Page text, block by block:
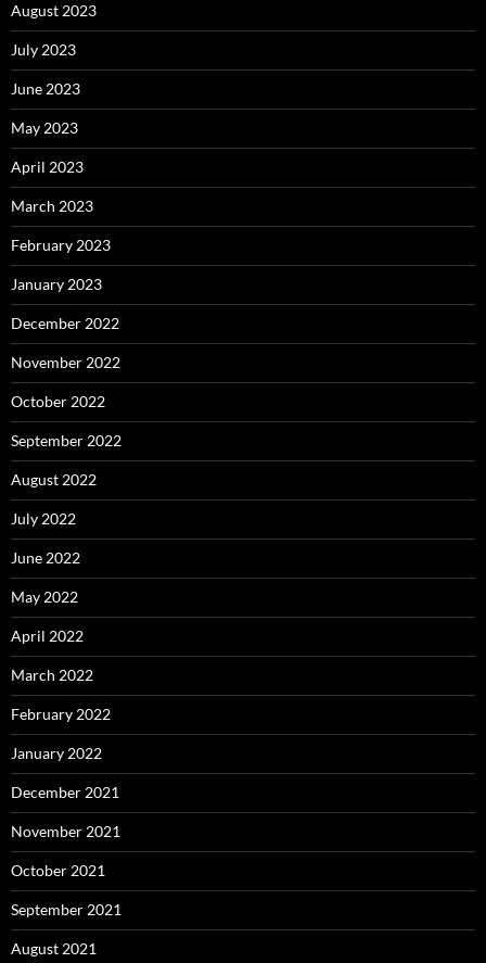
August 2023
July 2023
June 2023
May 2023
April 2023
March 2023
February 2023
January 2023
December 2022
November 2022
October 2022
September 2022
August 2022
July 2022
June 2022
May 2022
April 2022
March 2022
February 2022
January 2022
December 2021
November 2021
October 2021
September 2021
August 2021